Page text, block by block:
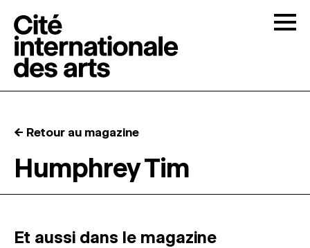
RÉSIDENCES ↓
ATELIERS OUVERTS
← Retour au magazine
Humphrey Tim
Et aussi dans le magazine